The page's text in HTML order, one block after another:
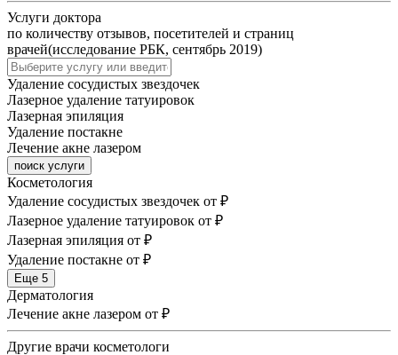
Услуги доктора
по количеству отзывов, посетителей и страниц
врачей(исследование РБК, сентябрь 2019)
Удаление сосудистых звездочек
Лазерное удаление татуировок
Лазерная эпиляция
Удаление постакне
Лечение акне лазером
поиск услуги
Косметология
Удаление сосудистых звездочек от ₽
Лазерное удаление татуировок от ₽
Лазерная эпиляция от ₽
Удаление постакне от ₽
Еще 5
Дерматология
Лечение акне лазером от ₽
Другие врачи косметологи